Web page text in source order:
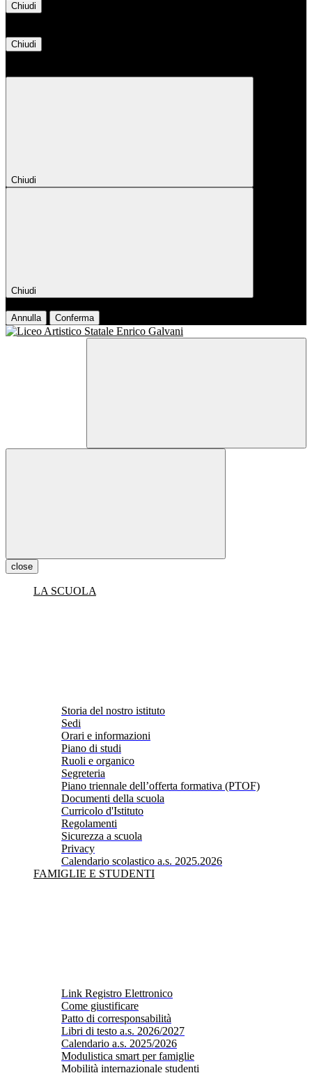
Chiudi
Chiudi
Chiudi
Chiudi
Annulla Conferma
close
LA SCUOLA
Storia del nostro istituto
Sedi
Orari e informazioni
Piano di studi
Ruoli e organico
Segreteria
Piano triennale dell’offerta formativa (PTOF)
Documenti della scuola
Curricolo d'Istituto
Regolamenti
Sicurezza a scuola
Privacy
Calendario scolastico a.s. 2025.2026
FAMIGLIE E STUDENTI
Link Registro Elettronico
Come giustificare
Patto di corresponsabilità
Libri di testo a.s. 2026/2027
Calendario a.s. 2025/2026
Modulistica smart per famiglie
Mobilità internazionale studenti